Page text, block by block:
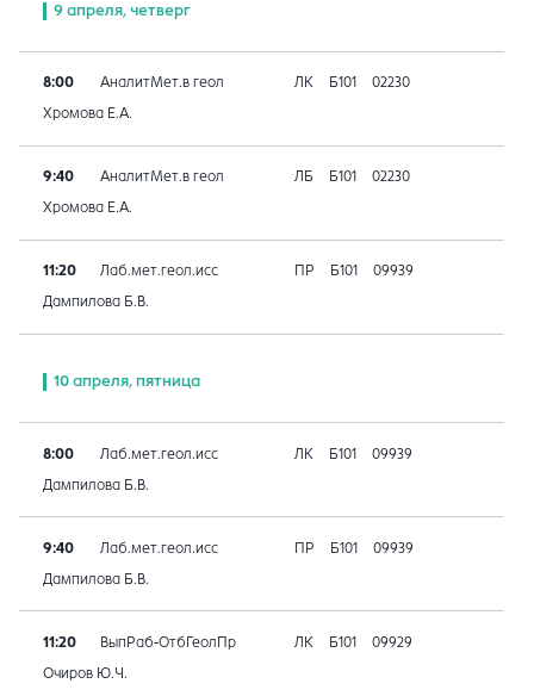
9 апреля, четверг
8:00 АналитМет.в геол ЛК Б101 02230
Хромова Е.А.
9:40 АналитМет.в геол ЛБ Б101 02230
Хромова Е.А.
11:20 Лаб.мет.геол.исс ПР Б101 09939
Дампилова Б.В.
10 апреля, пятница
8:00 Лаб.мет.геол.исс ЛК Б101 09939
Дампилова Б.В.
9:40 Лаб.мет.геол.исс ПР Б101 09939
Дампилова Б.В.
11:20 ВыпРаб-ОтбГеолПр ЛК Б101 09929
Очиров Ю.Ч.